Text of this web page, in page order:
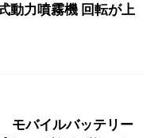
動力噴霧機 回転が上
バイルバッテリー